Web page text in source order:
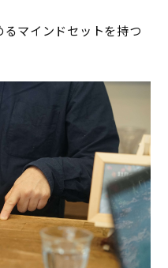
マインドセットを持つ